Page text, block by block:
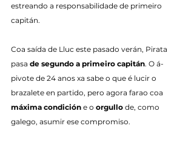
estreando a responsabilidade de primeiro
capitán.
Coa saída de Lluc este pasado verán, Pirata
pasa de segundo a primeiro capitán. O á-
pivote de 24 anos xa sabe o que é lucir o
brazalete en partido, pero agora farao coa
máxima condición e o orgullo de, como
galego, asumir ese compromiso.